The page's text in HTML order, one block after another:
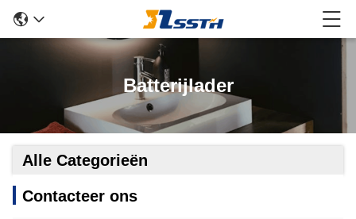
Batterijlader
Alle Categorieën
Contacteer ons